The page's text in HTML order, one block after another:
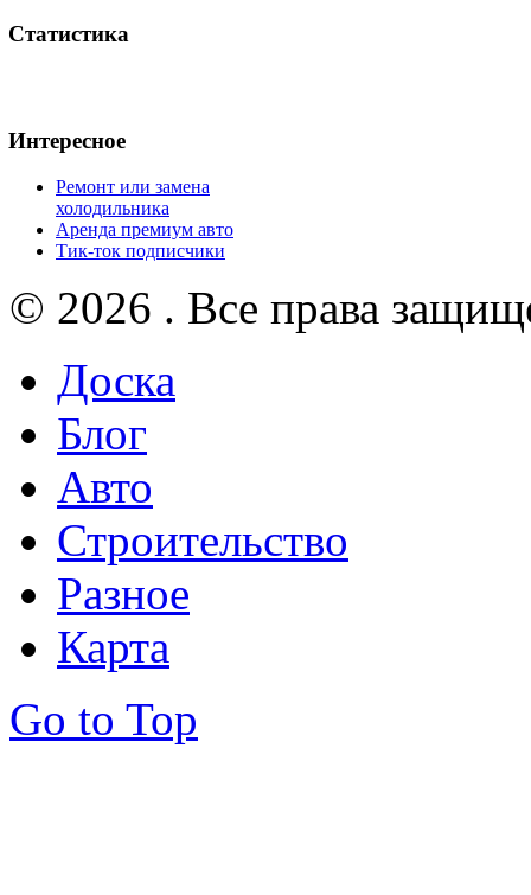
Статистика
Интересное
Ремонт или замена
холодильника
Аренда премиум авто
Тик-ток подписчики
© 2026 . Все права
Доска
Блог
Авто
Строительство
Разное
Карта
Go to Top